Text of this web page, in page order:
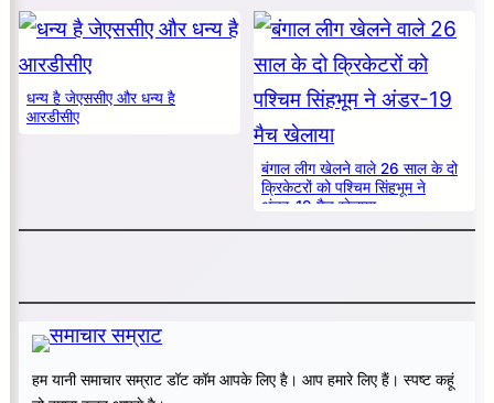
धन्य है जेएससीए और धन्य है
आरडीसीए
बंगाल लीग खेलने वाले 26 साल के दो
क्रिकेटरों को पश्चिम सिंहभूम ने
अंडर-19 मैच खेलाया
हम यानी समाचार सम्राट डॉट कॉम आपके लिए है। आप हमारे लिए हैं। स्पष्ट कहूं